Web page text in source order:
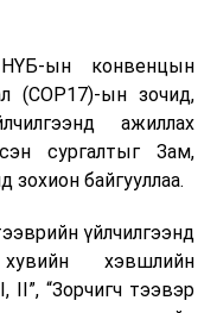
ын конвенцын
(COP17)-ын зочид,
ажиллах
сургалтыг Зам,
зохион байгууллаа.
үйлчилгээнд
хэвшлийн
II”, “Зорчигч тээвэр